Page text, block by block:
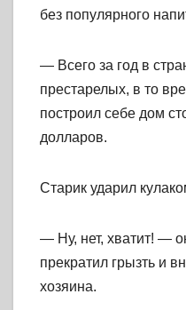
без популярного
— Всего за год в
престарелых, в то
построил себе дом
долларов.
Старик ударил
— Ну, нет, хватит! —
прекратил грызть и
хозяина.